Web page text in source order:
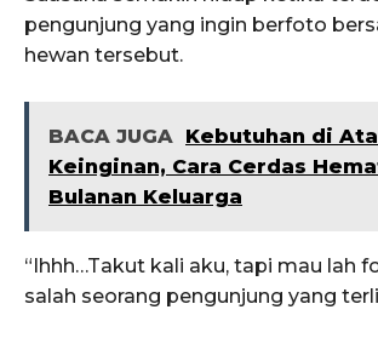
pengunjung yang ingin berfoto
hewan tersebut.
BACA JUGA
Kebutuhan di
Keinginan, Cara Cerdas
Bulanan Keluarga
“Ihhh…Takut kali aku, tapi mau lah
salah seorang pengunjung yang